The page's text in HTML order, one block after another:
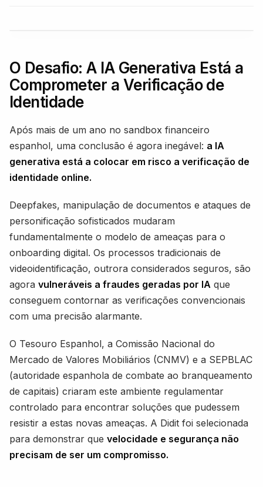
O Desafio: A IA Generativa Está a
Comprometer a Verificação de
Identidade
Após mais de um ano no sandbox financeiro
espanhol, uma conclusão é agora inegável: a IA
generativa está a colocar em risco a verificação de
identidade online.
Deepfakes, manipulação de documentos e ataques de
personificação sofisticados mudaram
fundamentalmente o modelo de ameaças para o
onboarding digital. Os processos tradicionais de
videoidentificação, outrora considerados seguros, são
agora vulneráveis a fraudes geradas por IA que
conseguem contornar as verificações convencionais
com uma precisão alarmante.
O Tesouro Espanhol, a Comissão Nacional do
Mercado de Valores Mobiliários (CNMV) e a SEPBLAC
(autoridade espanhola de combate ao branqueamento
de capitais) criaram este ambiente regulamentar
controlado para encontrar soluções que pudessem
resistir a estas novas ameaças. A Didit foi selecionada
para demonstrar que velocidade e segurança não
precisam de ser um compromisso.